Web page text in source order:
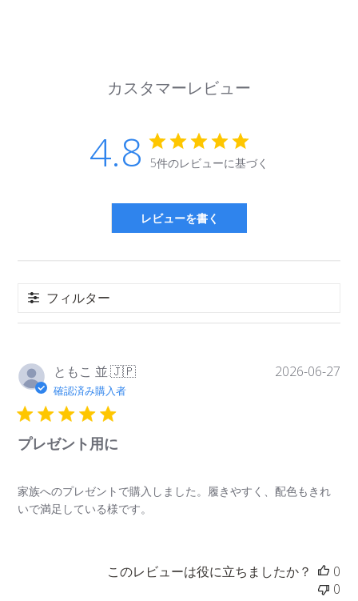
1個入り専用ギフトラッピング
¥400
カスタマーレビュー
4.8 5件のレビューに基づく
レビューを書く
フィルター
ともこ 並.🇯🇵
確認済み購入者
プレゼント用に
家族へのプレゼントで購入しました。履きやすく、配色もきれ
いで満足している様です。
公
2026-06-27
このレビューは役に立ちましたか？
0
0